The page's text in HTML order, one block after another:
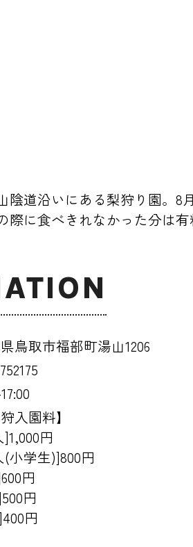
陰道沿いにある梨狩り園。8
際に食べきれなかった分は有
鳥取市福部町湯山1206
狩入園料】
円
(小学生)]800円
円
円
円